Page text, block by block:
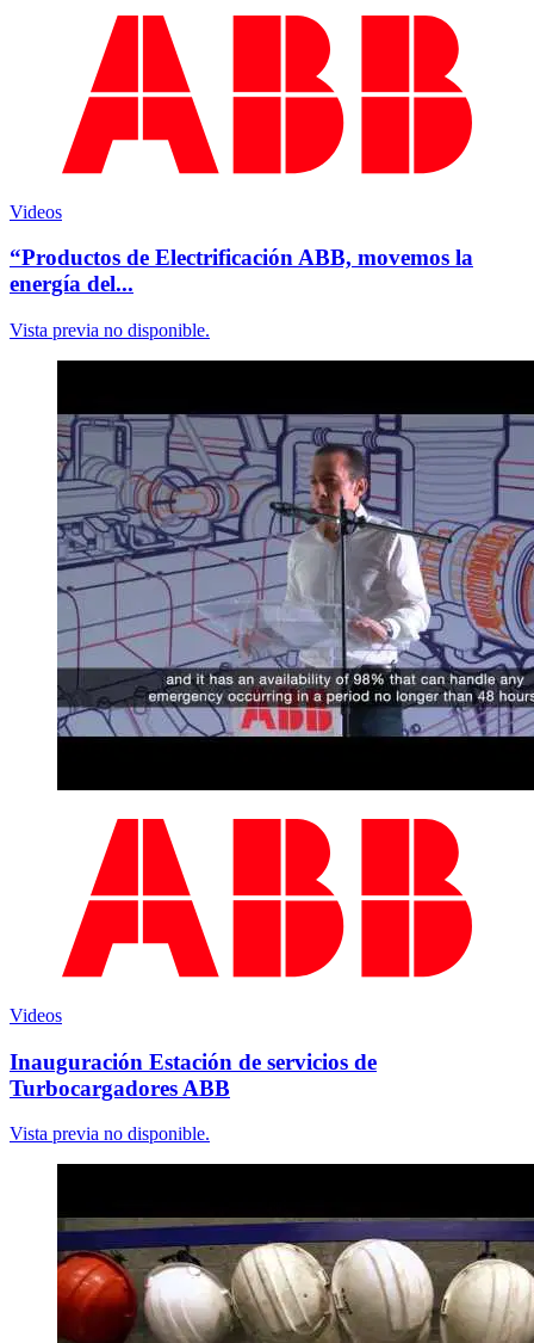
Videos
“Productos de Electrificación ABB, movemos la
energía del...
Vista previa no disponible.
Videos
Inauguración Estación de servicios de
Turbocargadores ABB
Vista previa no disponible.